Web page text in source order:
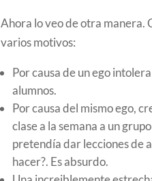
Ahora lo veo de otra manera.
varios motivos:
Por causa de un ego
alumnos.
Por causa del mismo ego,
clase a la semana a un
pretendía dar lecciones de
hacer?. Es absurdo.